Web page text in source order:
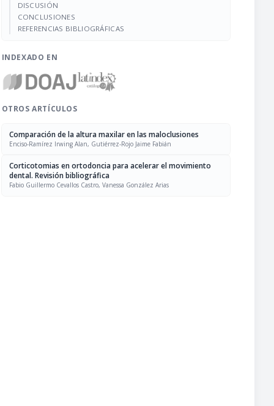
DISCUSIÓN
CONCLUSIONES
REFERENCIAS BIBLIOGRÁFICAS
INDEXADO EN
OTROS ARTÍCULOS
Comparación de la altura maxilar en las maloclusiones
Enciso-Ramírez Irwing Alan, Gutiérrez-Rojo Jaime Fabián
Corticotomias en ortodoncia para acelerar el movimiento
dental. Revisión bibliográfica
Fabio Guillermo Cevallos Castro, Vanessa González Arias